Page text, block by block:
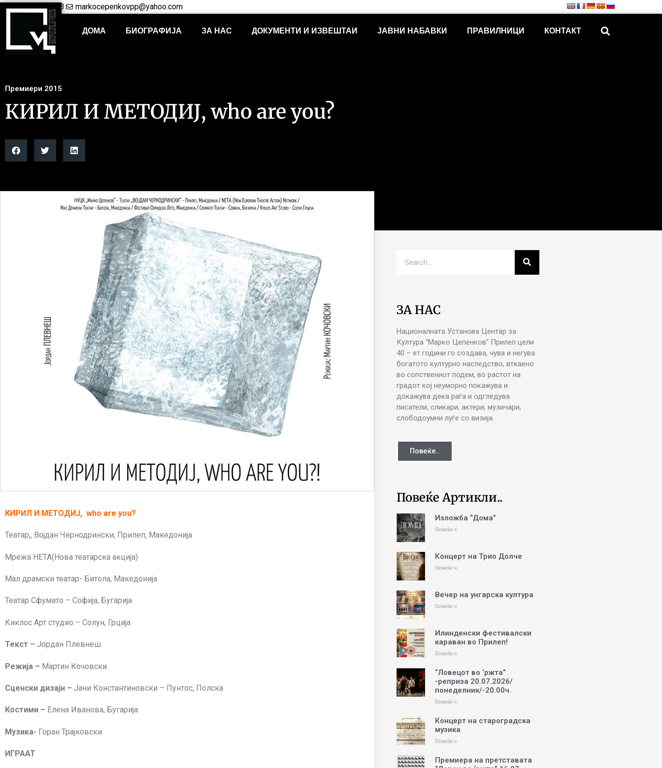
+38948421703 markocepenkovpp@yahoo.com
ДОМА БИОГРАФИЈА ЗА НАС ДОКУМЕНТИ И ИЗВЕШТАИ ЈАВНИ НАБАВКИ ПРАВИЛНИЦИ КОНТАКТ
Премиери 2015
КИРИЛ И МЕТОДИЈ, who are you?
КИРИЛ И МЕТОДИЈ, who are you?
Театар,, Војдан Чернодрински, Прилеп, Македонија
Мрежа НЕТА(Нова театарска акција)
Мал драмски театар- Битола, Македонија
Театар Сфумато – Софија, Бугарија
Киклос Арт студио – Солун, Грција
Текст – Јордан Плевнеш
Режија – Мартин Кочовски
Сценски дизајн – Јани Константиновски – Пунтос, Полска
Костими – Елена Иванова, Бугарија
Музика- Горан Трајковски
ИГРААТ
ЗА НАС
Националната Установа Центар за
Култура “Марко Цепенков“ Прилеп цели
40 – ет години го создава, чува и негува
богатото културно наследство, вткаено
во сопствениот подем, во растот на
градот кој неуморно покажува и
докажува дека раѓа и одгледува
писатели, сликари, актери, музичари,
слободоумни луѓе со визија.
Повеќе..
Повеќе Артикли..
Изложба “Дома”
Повеќе »
Концерт на Трио Долче
Повеќе »
Вечер на унгарска култура
Повеќе »
Илинденски фестивалски
караван во Прилеп!
Повеќе »
“Ловецот во ‘ржта”
-реприза 20.07.2026/
понеделник/-20.00ч.
Повеќе »
Концерт на староградска
музика
Повеќе »
Премиера на претставата